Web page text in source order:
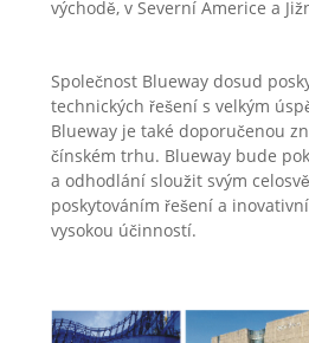
východě, v Severní Americe a
Společnost Blueway dosud
technických řešení s velkým
Blueway je také doporučenou
čínském trhu. Blueway bude
a odhodlání sloužit svým
poskytováním řešení a
vysokou účinností.